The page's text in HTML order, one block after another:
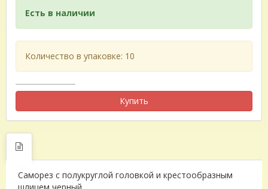
Есть в наличии
Количество в упаковке: 10
Купить
Саморез с полукруглой головкой и крестообразным